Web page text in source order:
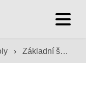
› Základní škola speciální